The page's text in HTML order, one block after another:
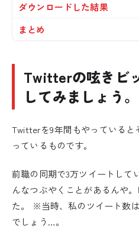
ダウンロードした結果
まとめ
Twitterの呟きビ
してみましょう。
Twitterを9年間もやっていると
っているものです。
前職の同期で3万ツイートして
んなつぶやくことがあるんや
た。 ※当時、私のツイート数
でしょう…。